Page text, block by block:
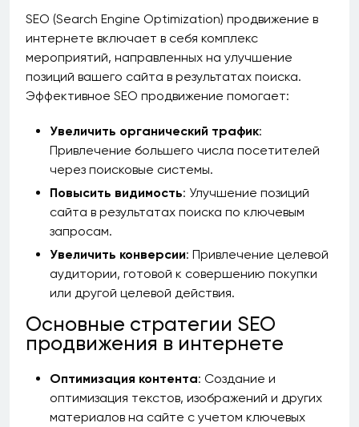
SEO (Search Engine Optimization) продвижение в
интернете включает в себя комплекс
мероприятий, направленных на улучшение
позиций вашего сайта в результатах поиска.
Эффективное SEO продвижение помогает:
Увеличить органический трафик:
Привлечение большего числа посетителей
через поисковые системы.
Повысить видимость: Улучшение позиций
сайта в результатах поиска по ключевым
запросам.
Увеличить конверсии: Привлечение целевой
аудитории, готовой к совершению покупки
или другой целевой действия.
Основные стратегии SEO
продвижения в интернете
Оптимизация контента: Создание и
оптимизация текстов, изображений и других
материалов на сайте с учетом ключевых